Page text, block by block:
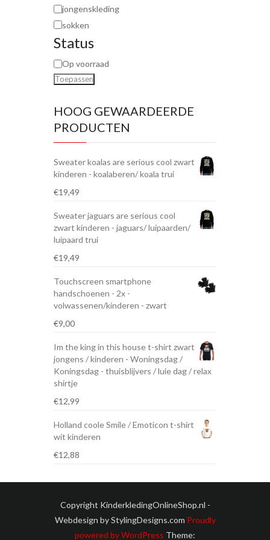
jongenskleding
sokken
Status
Op voorraad
Toepassen
HOOG GEWAARDEERDE
PRODUCTEN
Sweater koalas are serious cool zwart
kinderen - koalaberen/ koala trui
€19,49
Sweater jaguars are serious cool
zwart kinderen - jaguars/ luipaarden/
luipaard trui
€19,49
Touchscreen smartphone
handschoenen - 2x -
volwassenen/kinderen - zwart
€9,00
Im the king in this house t-shirt zwart
jongens / kinderen - Woningsdag /
Koningsdag - thuisblijvers / luie dag / relax
shirtje
€12,99
Holland coole Smile / Emoticon t-shirt
wit kinderen
€12,88
Copyright KinderkledingOnlineShop.nl -
Webdesign by StylingDesigns.com Proudly
powered by WordPress